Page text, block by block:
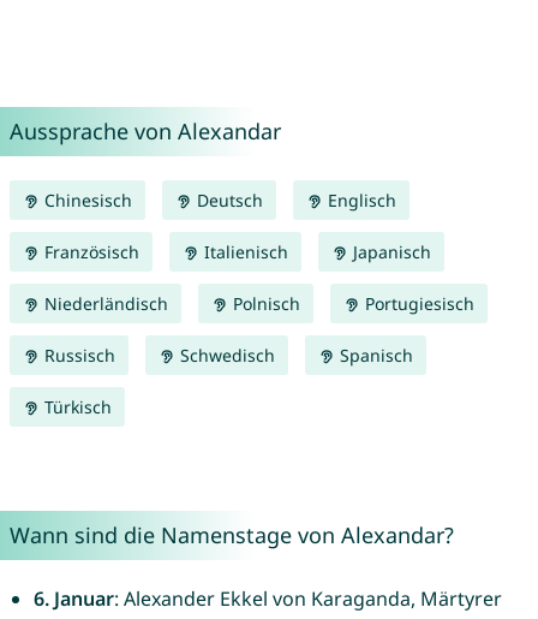
Aussprache von Alexandar
Chinesisch Deutsch Englisch
Französisch Italienisch Japanisch
Niederländisch Polnisch Portugiesisch
Russisch Schwedisch Spanisch
Türkisch
Wann sind die Namenstage von Alexandar?
6. Januar: Alexander Ekkel von Karaganda, Märtyrer